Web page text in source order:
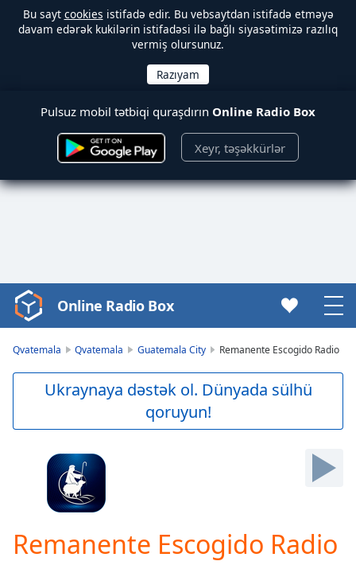
Bu sayt cookies istifadə edir. Bu vebsaytdan istifadə etməyə
davam edərək kukilərin istifadəsi ilə bağlı siyasətimizə razılıq
vermiş olursunuz.
Pulsuz mobil tətbiqi quraşdırın Online Radio Box
Xeyr, təşəkkürlər
Video
Player
Skip
Online Radio Box
Qvatemala Qvatemala Guatemala City Remanente Escogido Radio
Ukraynaya dəstək ol. Dünyada sülhü
qoruyun!
Remanente Escogido Radio